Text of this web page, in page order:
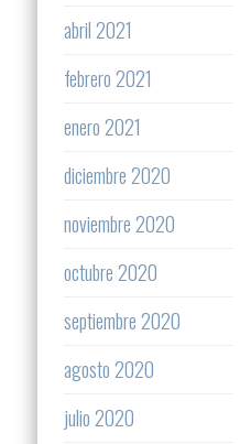
abril 2021
febrero 2021
enero 2021
diciembre 2020
noviembre 2020
octubre 2020
septiembre 2020
agosto 2020
julio 2020